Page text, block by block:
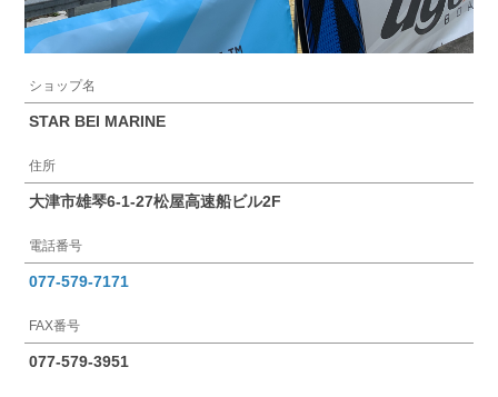
ショップ名
STAR BEI MARINE
住所
大津市雄琴6-1-27松屋高速船ビル2F
電話番号
077-579-7171
FAX番号
077-579-3951